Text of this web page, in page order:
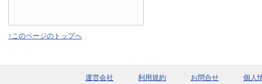
↑このページのトップへ
運営会社 利用規約 お問合せ 個人